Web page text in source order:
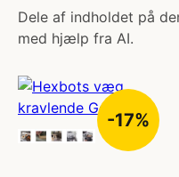
Dele af indholdet på
med hjælp fra AI.
-17%